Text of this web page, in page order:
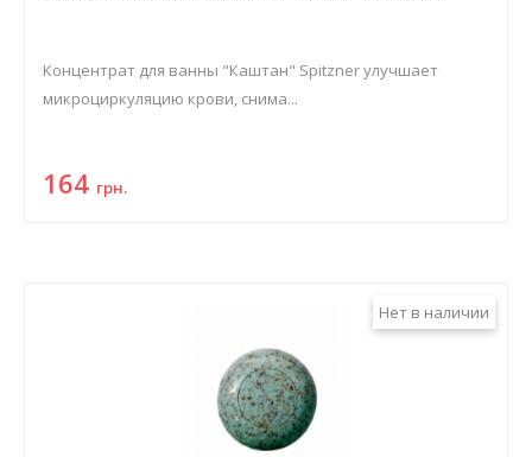
Концентрат для ванны "Каштан" Spitzner улучшает
микроциркуляцию крови, снима...
164 грн.
Нет в наличии